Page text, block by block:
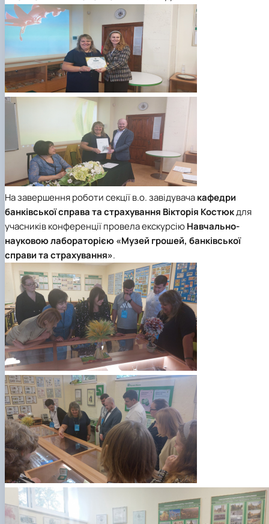
На завершення роботи секції в.о. завідувачакафедри
банківської справа та страхування Вікторія Костюкдля
учасників конференції провела екскурсіюНавчально-
науковою лабораторією «Музей грошей, банківської
справи та страхування».